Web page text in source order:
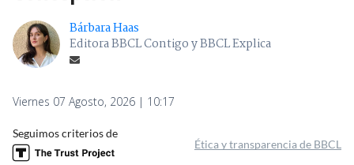
Bárbara Haas
Editora BBCL Contigo y BBCL Explica
Viernes 07 Agosto, 2026 | 10:17
Seguimos criterios de
Ética y transparencia de BBCL